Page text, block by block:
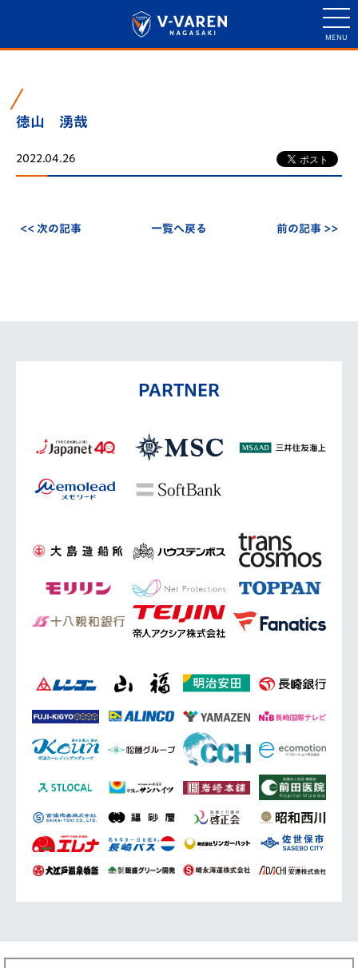
徳山 湧哉
2022.04.26
<< 次の記事 一覧へ戻る 前の記事 >>
PARTNER